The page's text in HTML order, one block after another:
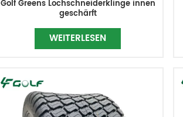
Golf Greens Lochschneiderklinge innen
geschärft
WEITERLESEN